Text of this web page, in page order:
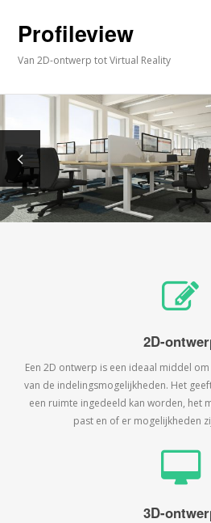
Profileview
Van 2D-ontwerp tot Virtual Reality
2D-
Een 2D ontwerp is een ideaal middel
van de indelingsmogelijkheden. Het
een ruimte ingedeeld kan worden, het
past en of er mogelijkheden
3D-